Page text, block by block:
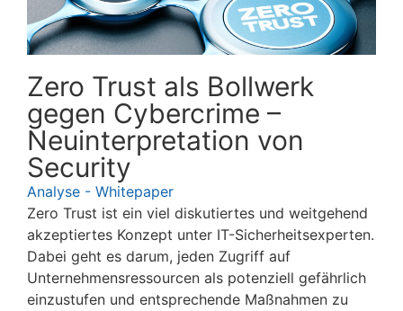
Zero Trust als Bollwerk
gegen Cybercrime –
Neuinterpretation von
Security
Analyse - Whitepaper
Zero Trust ist ein viel diskutiertes und weitgehend
akzeptiertes Konzept unter IT-Sicherheitsexperten.
Dabei geht es darum, jeden Zugriff auf
Unternehmensressourcen als potenziell gefährlich
einzustufen und entsprechende Maßnahmen zu